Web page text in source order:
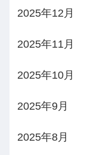
2025年12月
2025年11月
2025年10月
2025年9月
2025年8月